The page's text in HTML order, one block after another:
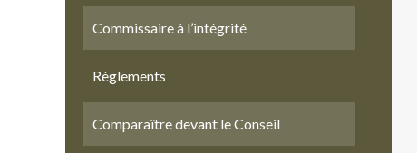
Commissaire à l’intégrité
Règlements
Comparaître devant le Conseil